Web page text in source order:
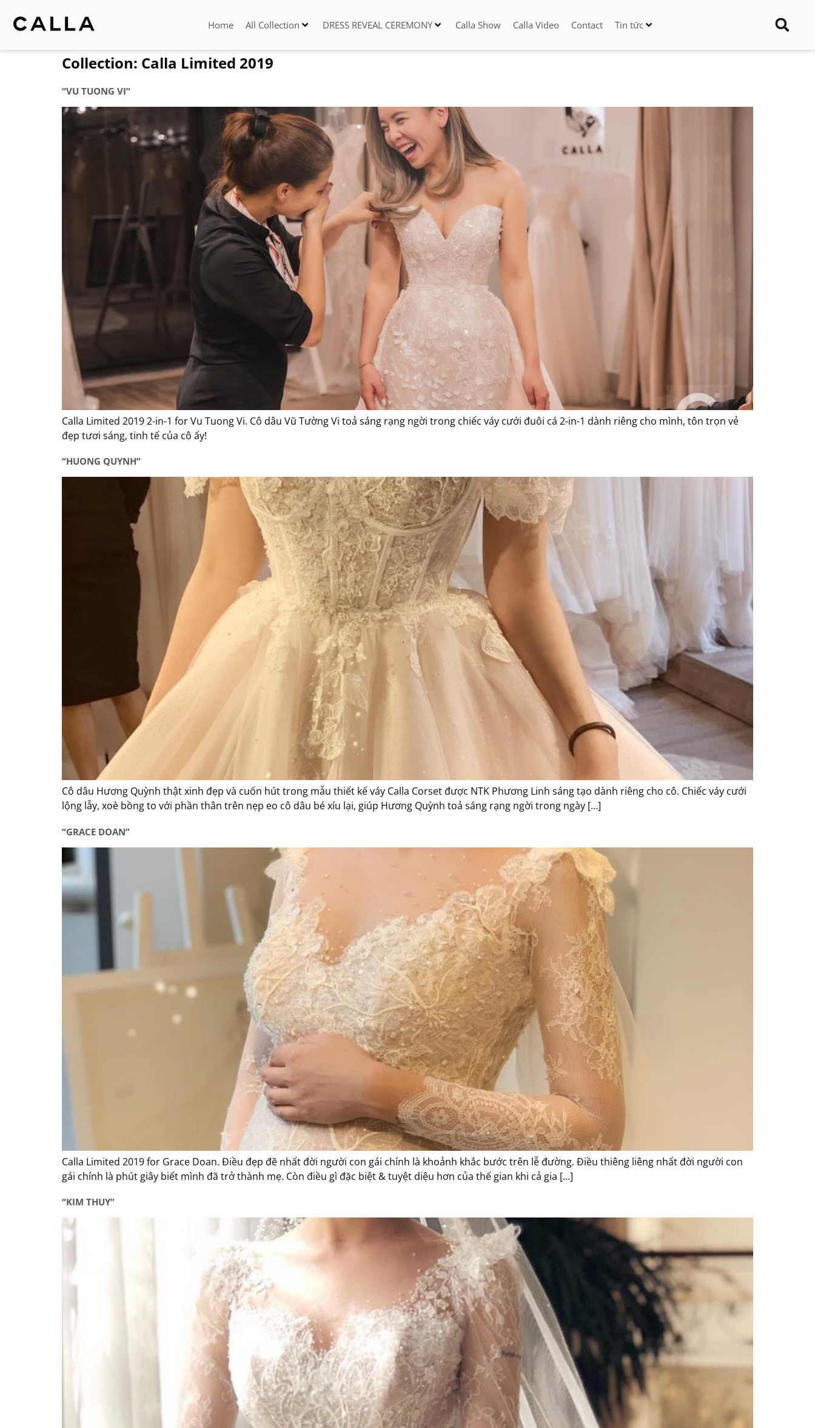
Home All Collection DRESS REVEAL CEREMONY Calla Show Calla Video Contact Tin tức
Collection: Calla Limited 2019
“VU TUONG VI”
Calla Limited 2019 2-in-1 for Vu Tuong Vi. Cô dâu Vũ Tường Vi toả sáng rạng ngời trong chiếc váy cưới đuôi cá 2-in-1 dành riêng cho mình, tôn trọn vẻ
đẹp tươi sáng, tinh tế của cô ấy!
“HUONG QUYNH”
Cô dâu Hương Quỳnh thật xinh đẹp và cuốn hút trong mẫu thiết kế váy Calla Corset được NTK Phương Linh sáng tạo dành riêng cho cô. Chiếc váy cưới
lộng lẫy, xoè bồng to với phần thân trên nẹp eo cô dâu bé xíu lại, giúp Hương Quỳnh toả sáng rạng ngời trong ngày […]
“GRACE DOAN”
Calla Limited 2019 for Grace Doan. Điều đẹp đẽ nhất đời người con gái chính là khoảnh khắc bước trên lễ đường. Điều thiêng liêng nhất đời người con
gái chính là phút giây biết mình đã trở thành mẹ. Còn điều gì đặc biệt & tuyệt diệu hơn của thế gian khi cả gia […]
“KIM THUY”